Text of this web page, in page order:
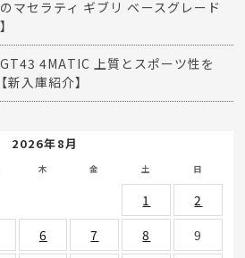
マセラティ ギブリ ベースグレード
4MATIC 上質とスポーツ性を
入庫紹介】
2026年8月
木 金 土 日
1
2
6 7 8 9